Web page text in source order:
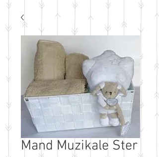
Mand Muzikale Ster